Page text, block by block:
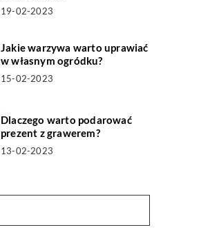
19-02-2023
Jakie warzywa warto uprawiać
w własnym ogródku?
15-02-2023
Dlaczego warto podarować
prezent z grawerem?
13-02-2023